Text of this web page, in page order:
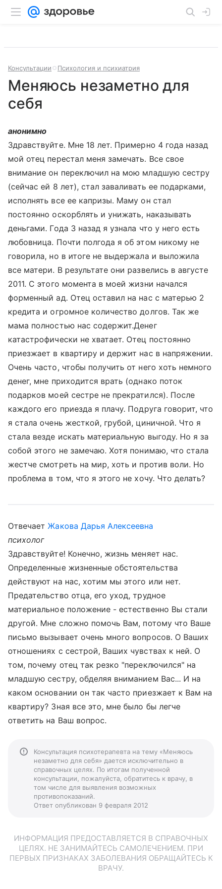
Консультации Психология и психиатрия
Меняюсь незаметно для
себя
анонимно
Здравствуйте. Мне 18 лет. Примерно 4 года назад
мой отец перестал меня замечать. Все свое
внимание он переключил на мою младшую сестру
(сейчас ей 8 лет), стал заваливать ее подарками,
исполнять все ее капризы. Маму он стал
постоянно оскорблять и унижать, наказывать
деньгами. Года 3 назад я узнала что у него есть
любовница. Почти полгода я об этом никому не
говорила, но в итоге не выдержала и выложила
все матери. В результате они развелись в августе
2011. С этого момента в моей жизни начался
форменный ад. Отец оставил на нас с матерью 2
кредита и огромное количество долгов. Так же
мама полностью нас содержит.Денег
катастрофически не хватает. Отец постоянно
приезжает в квартиру и держит нас в напряжении.
Очень часто, чтобы получить от него хоть немного
денег, мне приходится врать (однако поток
подарков моей сестре не прекратился). После
каждого его приезда я плачу. Подруга говорит, что
я стала очень жесткой, грубой, циничной. Что я
стала везде искать материальную выгоду. Но я за
собой этого не замечаю. Хотя понимаю, что стала
жестче смотреть на мир, хоть и против воли. Но
проблема в том, что я этого не хочу. Что делать?
ОтвечаетЖакова Дарья Алексеевна
психолог
Здравствуйте! Конечно, жизнь меняет нас.
Определенные жизненные обстоятельства
действуют на нас, хотим мы этого или нет.
Предательство отца, его уход, трудное
материальное положение - естественно Вы стали
другой. Мне сложно помочь Вам, потому что Ваше
письмо вызывает очень много вопросов. О Ваших
отношениях с сестрой, Ваших чувствах к ней. О
том, почему отец так резко "переключился" на
младшую сестру, обделяя вниманием Вас... И на
каком основании он так часто приезжает к Вам на
квартиру? Зная все это, мне было бы легче
ответить на Ваш вопрос.
Консультация психотерапевта на тему «Меняюсь
незаметно для себя» дается исключительно в
справочных целях. По итогам полученной
консультации, пожалуйста, обратитесь к врачу, в
том числе для выявления возможных
противопоказаний.
Ответ опубликован 9 февраля 2012
ИНФОРМАЦИЯ ПРЕДОСТАВЛЯЕТСЯ В СПРАВОЧНЫХ
ЦЕЛЯХ. НЕ ЗАНИМАЙТЕСЬ САМОЛЕЧЕНИЕМ. ПРИ
ПЕРВЫХ ПРИЗНАКАХ ЗАБОЛЕВАНИЯ ОБРАЩАЙТЕСЬ К
ВРАЧУ.